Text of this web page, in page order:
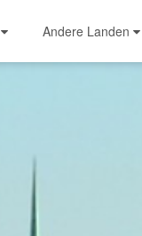
Andere Landen